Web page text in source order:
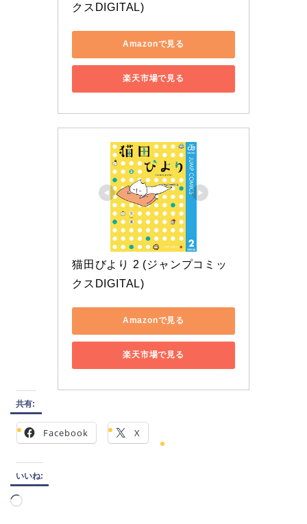
クスDIGITAL)
Amazonで見る
楽天市場で見る
猫田びより 2 (ジャンプコミッ
クスDIGITAL)
Amazonで見る
楽天市場で見る
共有:
Facebook X
いいね:
読